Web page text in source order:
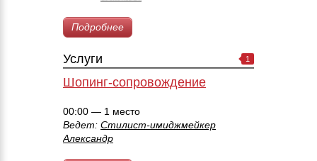
Подробнее
Услуги 1
Шопинг-сопровождение
00:00 — 1 место
Ведет: Стилист-имиджмейкер
Александр